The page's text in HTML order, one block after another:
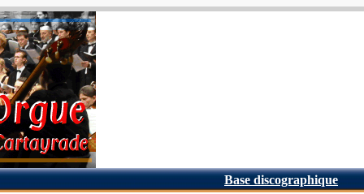
Base discographique